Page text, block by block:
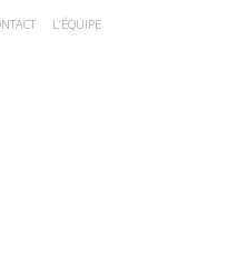
L’ÉQUIPE